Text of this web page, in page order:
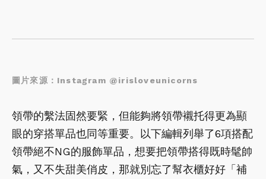
圖片來源：Instagram @irisloveunicorns
領帶的繫法固然要緊，但能夠將領帶襯托得更為顯
眼的穿搭單品也同等重要。以下編輯列舉了6項搭配
領帶絕不NG的服飾單品，想要把領帶搭得既時髦帥
氣，又不失甜美俏皮，那就別忘了幫衣櫃好好「補